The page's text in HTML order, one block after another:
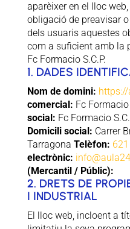
aparèixer en el lloc
obligació de preavisar
dels usuaris aquestes
com a suficient amb la
Fc Formacio S.C.P.
1. DADES
Nom de domini:
comercial: Fc Formacio
social: Fc Formacio
Domicili social: Carrer
Tarragona Telèfon:
electrònic:
(Mercantil / Públic):
2. DRETS DE
I INDUSTRIAL
El lloc web, incloent a